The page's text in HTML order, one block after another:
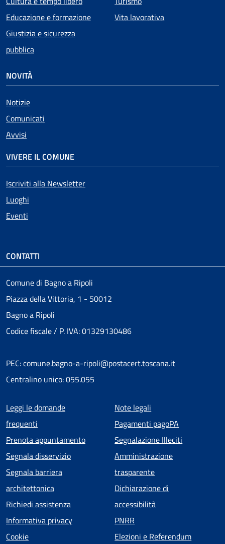
Educazione e formazione
Giustizia e sicurezza
pubblica
Vita lavorativa
NOVITÀ
Notizie
Comunicati
Avvisi
VIVERE IL COMUNE
Iscriviti alla Newsletter
Luoghi
Eventi
CONTATTI
Comune di Bagno a Ripoli
Piazza della Vittoria, 1 - 50012
Bagno a Ripoli
Codice fiscale / P. IVA: 01329130486
PEC: comune.bagno-a-ripoli@postacert.toscana.it
Centralino unico: 055.055
Menu piè di pagina
Leggi le domande
frequenti
Prenota appuntamento
Segnala disservizio
Segnala barriera
architettonica
Richiedi assistenza
Informativa privacy
Cookie
Note legali
Pagamenti pagoPA
Segnalazione Illeciti
Amministrazione
trasparente
Dichiarazione di
accessibilità
PNRR
Elezioni e Referendum